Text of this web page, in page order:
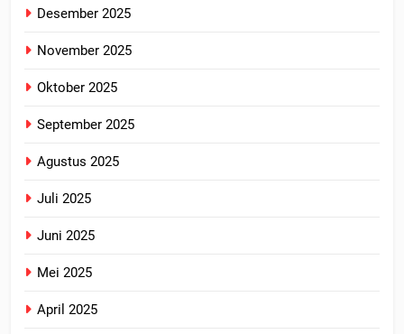
Desember 2025
November 2025
Oktober 2025
September 2025
Agustus 2025
Juli 2025
Juni 2025
Mei 2025
April 2025